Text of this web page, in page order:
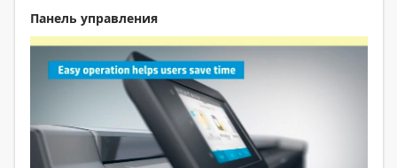
Панель управления